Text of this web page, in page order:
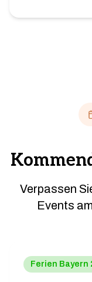
Verpassen
Events
Ferien Bayern